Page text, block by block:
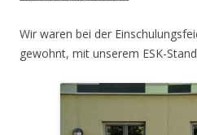
Wir waren bei der
gewohnt, mit unserem ESK-